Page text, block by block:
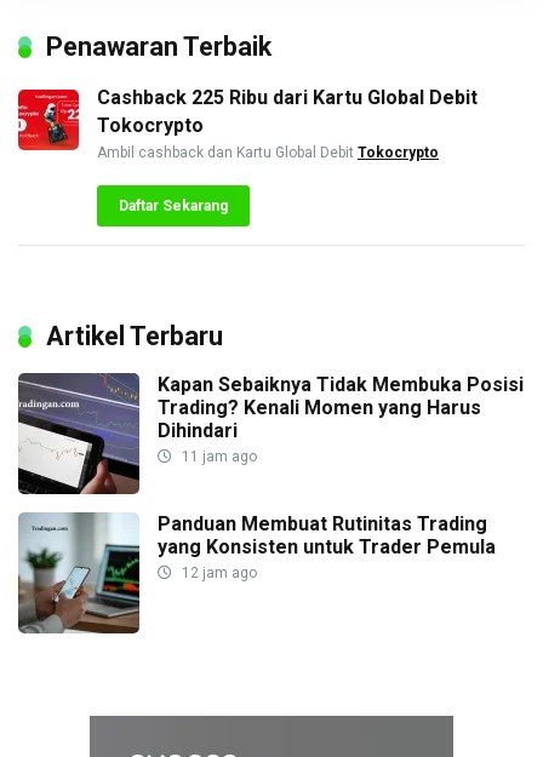
Penawaran Terbaik
Cashback 225 Ribu dari Kartu Global Debit
Tokocrypto
Ambil cashback dan Kartu Global Debit Tokocrypto
Daftar Sekarang
Artikel Terbaru
Kapan Sebaiknya Tidak Membuka Posisi
Trading? Kenali Momen yang Harus
Dihindari
11 jam ago
Panduan Membuat Rutinitas Trading
yang Konsisten untuk Trader Pemula
12 jam ago